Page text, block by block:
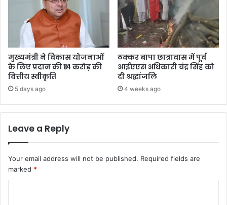
मुख्यमंत्री ने विकास योजनाओं
के लिए प्रदान की ₹14 करोड़ की
वित्तीय स्वीकृति
5 days ago
ठक्कर बापा छात्रावास में पूर्व
आईएएस अधिकारी चंद्र सिंह को
दी श्रद्धांजलि
4 weeks ago
Leave a Reply
Your email address will not be published. Required fields are
marked *